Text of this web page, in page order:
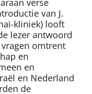
verse
van J.
kliniek) looft
lezer antwoord
omtrent
en
en
en Nederland
de